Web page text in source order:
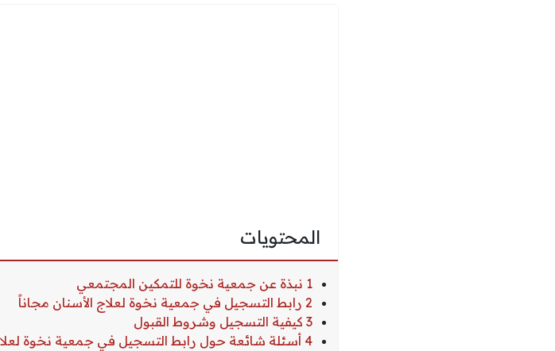
المحتويات
1 نبذة عن جمعية نخوة للتمكين المجتمعي
2 رابط التسجيل في جمعية نخوة لعلاج الأسنان مجاناً
3 كيفية التسجيل وشروط القبول
4 أسئلة شائعة حول رابط التسجيل في جمعية نخوة لعلاج الأسنان مجاناً بدير البلح 2026